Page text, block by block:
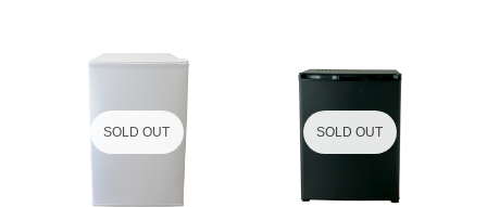
SOLD OUT SOLD OUT